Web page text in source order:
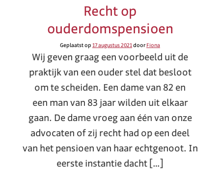
Recht op
ouderdomspensioen
Geplaatst op17 augustus 2021doorFiona
Wij geven graag een voorbeeld uit de
praktijk van een ouder stel dat besloot
om te scheiden. Een dame van 82 en
een man van 83 jaar wilden uit elkaar
gaan. De dame vroeg aan één van onze
advocaten of zij recht had op een deel
van het pensioen van haar echtgenoot. In
eerste instantie dacht […]